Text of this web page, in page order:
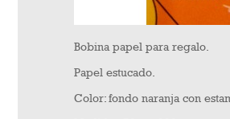
Bobina papel para regalo.
Papel estucado.
Color: fondo naranja con